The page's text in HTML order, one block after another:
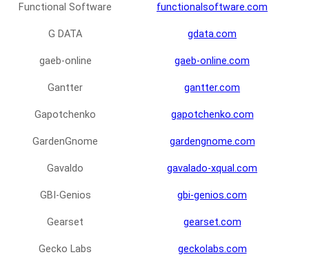
Functional Software functionalsoftware.com
G DATA gdata.com
gaeb-online gaeb-online.com
Gantter gantter.com
Gapotchenko gapotchenko.com
GardenGnome gardengnome.com
Gavaldo gavalado-xqual.com
GBI-Genios gbi-genios.com
Gearset gearset.com
Gecko Labs geckolabs.com